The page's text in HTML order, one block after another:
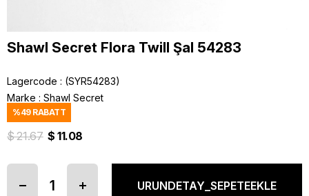
Shawl Secret Flora Twill Şal 54283
Lagercode
(SYR54283)
Marke : Shawl Secret
%49RABATT
$ 21.67 $ 11.08